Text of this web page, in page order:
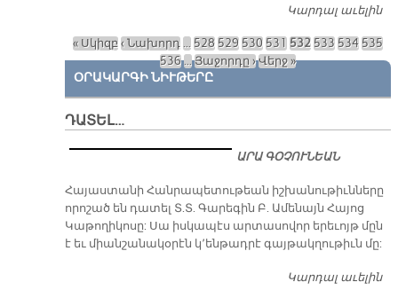
Կարդալ աւելին
Էջեր
« Սկիզբ‹ Նախորդ … 528 529 530 531 532 533 534 535
536… Յաջորդը ›Վերջ »
ՕՐԱԿԱՐԳԻ ՆԻՒԹԵՐԸ
ԴԱՏԵԼ…
ԱՐԱ ԳՕՉՈՒՆԵԱՆ
​Հայաստանի Հանրապետութեան իշխանութիւնները
որոշած են դատել Տ.Տ. Գարեգին Բ. Ամենայն Հայոց
Կաթողիկոսը: Սա իսկապէս արտասովոր երեւոյթ մըն
է եւ միանշանակօրէն կ՚ենթադրէ գայթակղութիւն մը:
Կարդալ աւելին